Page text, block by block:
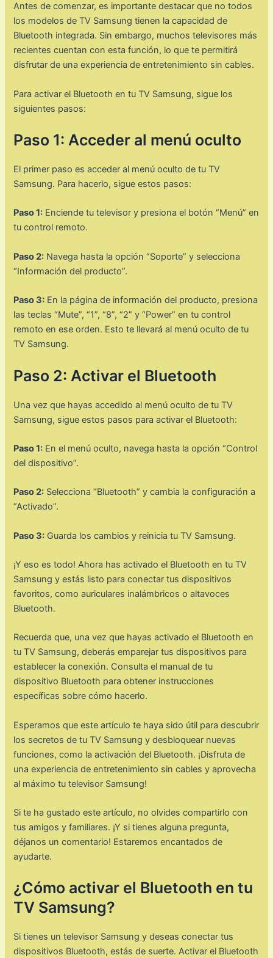
Antes de comenzar, es importante destacar que no todos
los modelos de TV Samsung tienen la capacidad de
Bluetooth integrada. Sin embargo, muchos televisores más
recientes cuentan con esta función, lo que te permitirá
disfrutar de una experiencia de entretenimiento sin cables.
Para activar el Bluetooth en tu TV Samsung, sigue los
siguientes pasos:
Paso 1: Acceder al menú oculto
El primer paso es acceder al menú oculto de tu TV
Samsung. Para hacerlo, sigue estos pasos:
Paso 1: Enciende tu televisor y presiona el botón “Menú” en
tu control remoto.
Paso 2: Navega hasta la opción “Soporte” y selecciona
“Información del producto”.
Paso 3: En la página de información del producto, presiona
las teclas “Mute”, “1”, “8”, “2” y “Power” en tu control
remoto en ese orden. Esto te llevará al menú oculto de tu
TV Samsung.
Paso 2: Activar el Bluetooth
Una vez que hayas accedido al menú oculto de tu TV
Samsung, sigue estos pasos para activar el Bluetooth:
Paso 1: En el menú oculto, navega hasta la opción “Control
del dispositivo”.
Paso 2: Selecciona “Bluetooth” y cambia la configuración a
“Activado”.
Paso 3: Guarda los cambios y reinicia tu TV Samsung.
¡Y eso es todo! Ahora has activado el Bluetooth en tu TV
Samsung y estás listo para conectar tus dispositivos
favoritos, como auriculares inalámbricos o altavoces
Bluetooth.
Recuerda que, una vez que hayas activado el Bluetooth en
tu TV Samsung, deberás emparejar tus dispositivos para
establecer la conexión. Consulta el manual de tu
dispositivo Bluetooth para obtener instrucciones
específicas sobre cómo hacerlo.
Esperamos que este artículo te haya sido útil para descubrir
los secretos de tu TV Samsung y desbloquear nuevas
funciones, como la activación del Bluetooth. ¡Disfruta de
una experiencia de entretenimiento sin cables y aprovecha
al máximo tu televisor Samsung!
Si te ha gustado este artículo, no olvides compartirlo con
tus amigos y familiares. ¡Y si tienes alguna pregunta,
déjanos un comentario! Estaremos encantados de
ayudarte.
¿Cómo activar el Bluetooth en tu
TV Samsung?
Si tienes un televisor Samsung y deseas conectar tus
dispositivos Bluetooth, estás de suerte. Activar el Bluetooth